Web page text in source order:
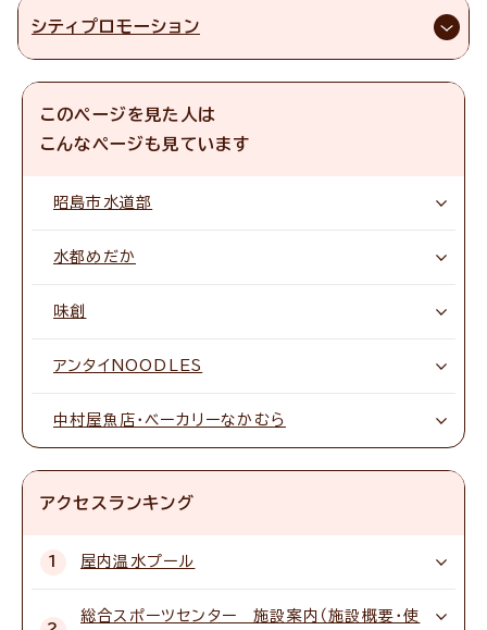
シティプロモーション
このページを見た人は
こんなページも見ています
昭島市水道部
水都めだか
味創
アンタイNOODLES
中村屋魚店・ベーカリーなかむら
アクセスランキング
屋内温水プール
総合スポーツセンター 施設案内（施設概要・使